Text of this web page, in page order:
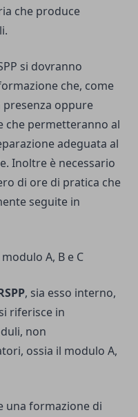
che produce
si dovranno
che, come
presenza oppure
che permetteranno al
adeguata al
Inoltre è necessario
di ore di pratica che
seguite in
A, B e C
, sia esso interno,
riferisce in
non
ossia il modulo A,
una formazione di